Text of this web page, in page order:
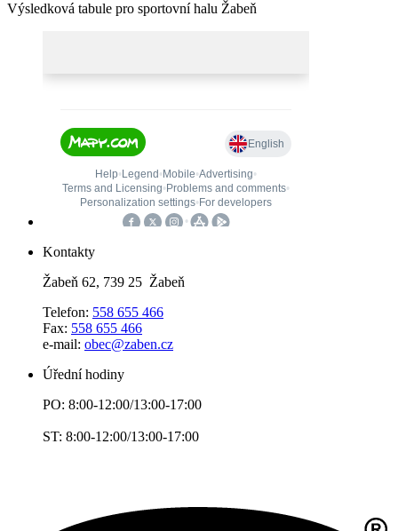
Výsledková tabule pro sportovní halu Žabeň
Kontakty
Žabeň 62, 739 25 Žabeň
Telefon: 558 655 466
Fax: 558 655 466
e-mail: obec@zaben.cz
Úřední hodiny
PO: 8:00-12:00/13:00-17:00
ST: 8:00-12:00/13:00-17:00